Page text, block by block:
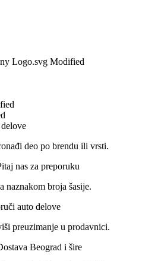
deo po brendu ili vrsti.
nas za preporuku
naznakom broja šasije.
auto delove
preuzimanje u prodavnici.
Beograd i šire